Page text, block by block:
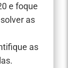
e foque
as
as